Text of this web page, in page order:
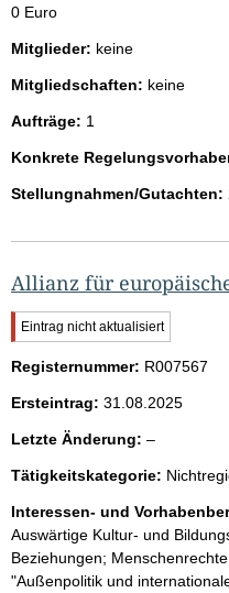
0 Euro
Mitglieder: keine
Mitgliedschaften: keine
Aufträge: 1
Konkrete
Stellungnahmen/Gutachten:
Allianz für
W
i
c
t
g
r
n
w
e
Eintrag nicht aktualisiert
Registernummer: R007567
Ersteintrag: 31.08.2025
Letzte Änderung: –l
e
r
Tätigkeitskategorie:
Interessen- und
Auswärtige Kultur- und
Beziehungen;
"Außenpolitik und